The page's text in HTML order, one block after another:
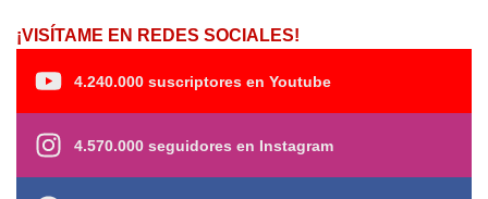
¡VISÍTAME EN REDES SOCIALES!
4.240.000 suscriptores en Youtube
4.570.000 seguidores en Instagram